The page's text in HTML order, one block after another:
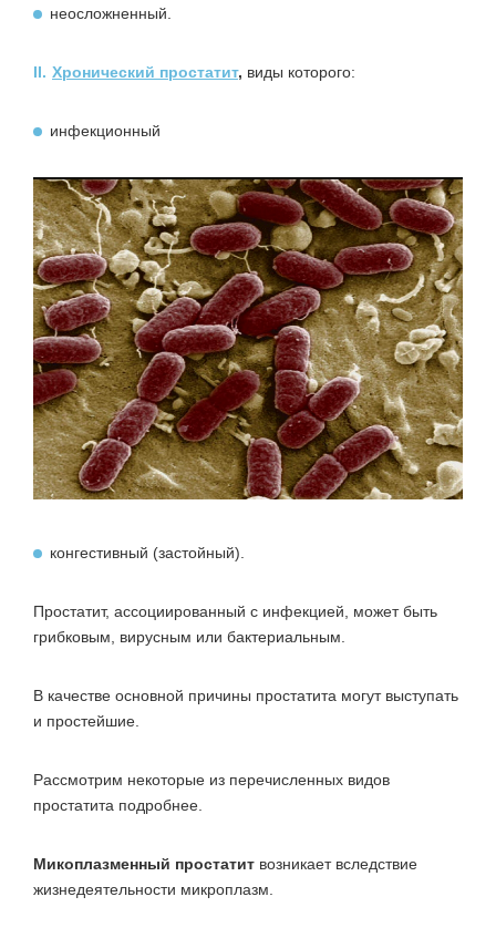
неосложненный.
II. Хронический простатит, виды которого:
инфекционный
конгестивный (застойный).
Простатит, ассоциированный с инфекцией, может быть
грибковым, вирусным или бактериальным.
В качестве основной причины простатита могут выступать
и простейшие.
Рассмотрим некоторые из перечисленных видов
простатита подробнее.
Микоплазменный простатит возникает вследствие
жизнедеятельности микроплазм.